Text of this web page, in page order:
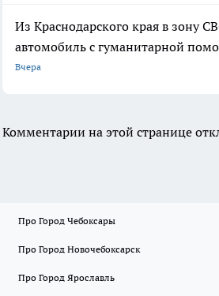
Из Краснодарского края в зону
автомобиль с гуманитарной
Вчера
Комментарии на этой странице
Про Город Чебоксары
Про Город Новочебоксарск
Про Город Ярославль